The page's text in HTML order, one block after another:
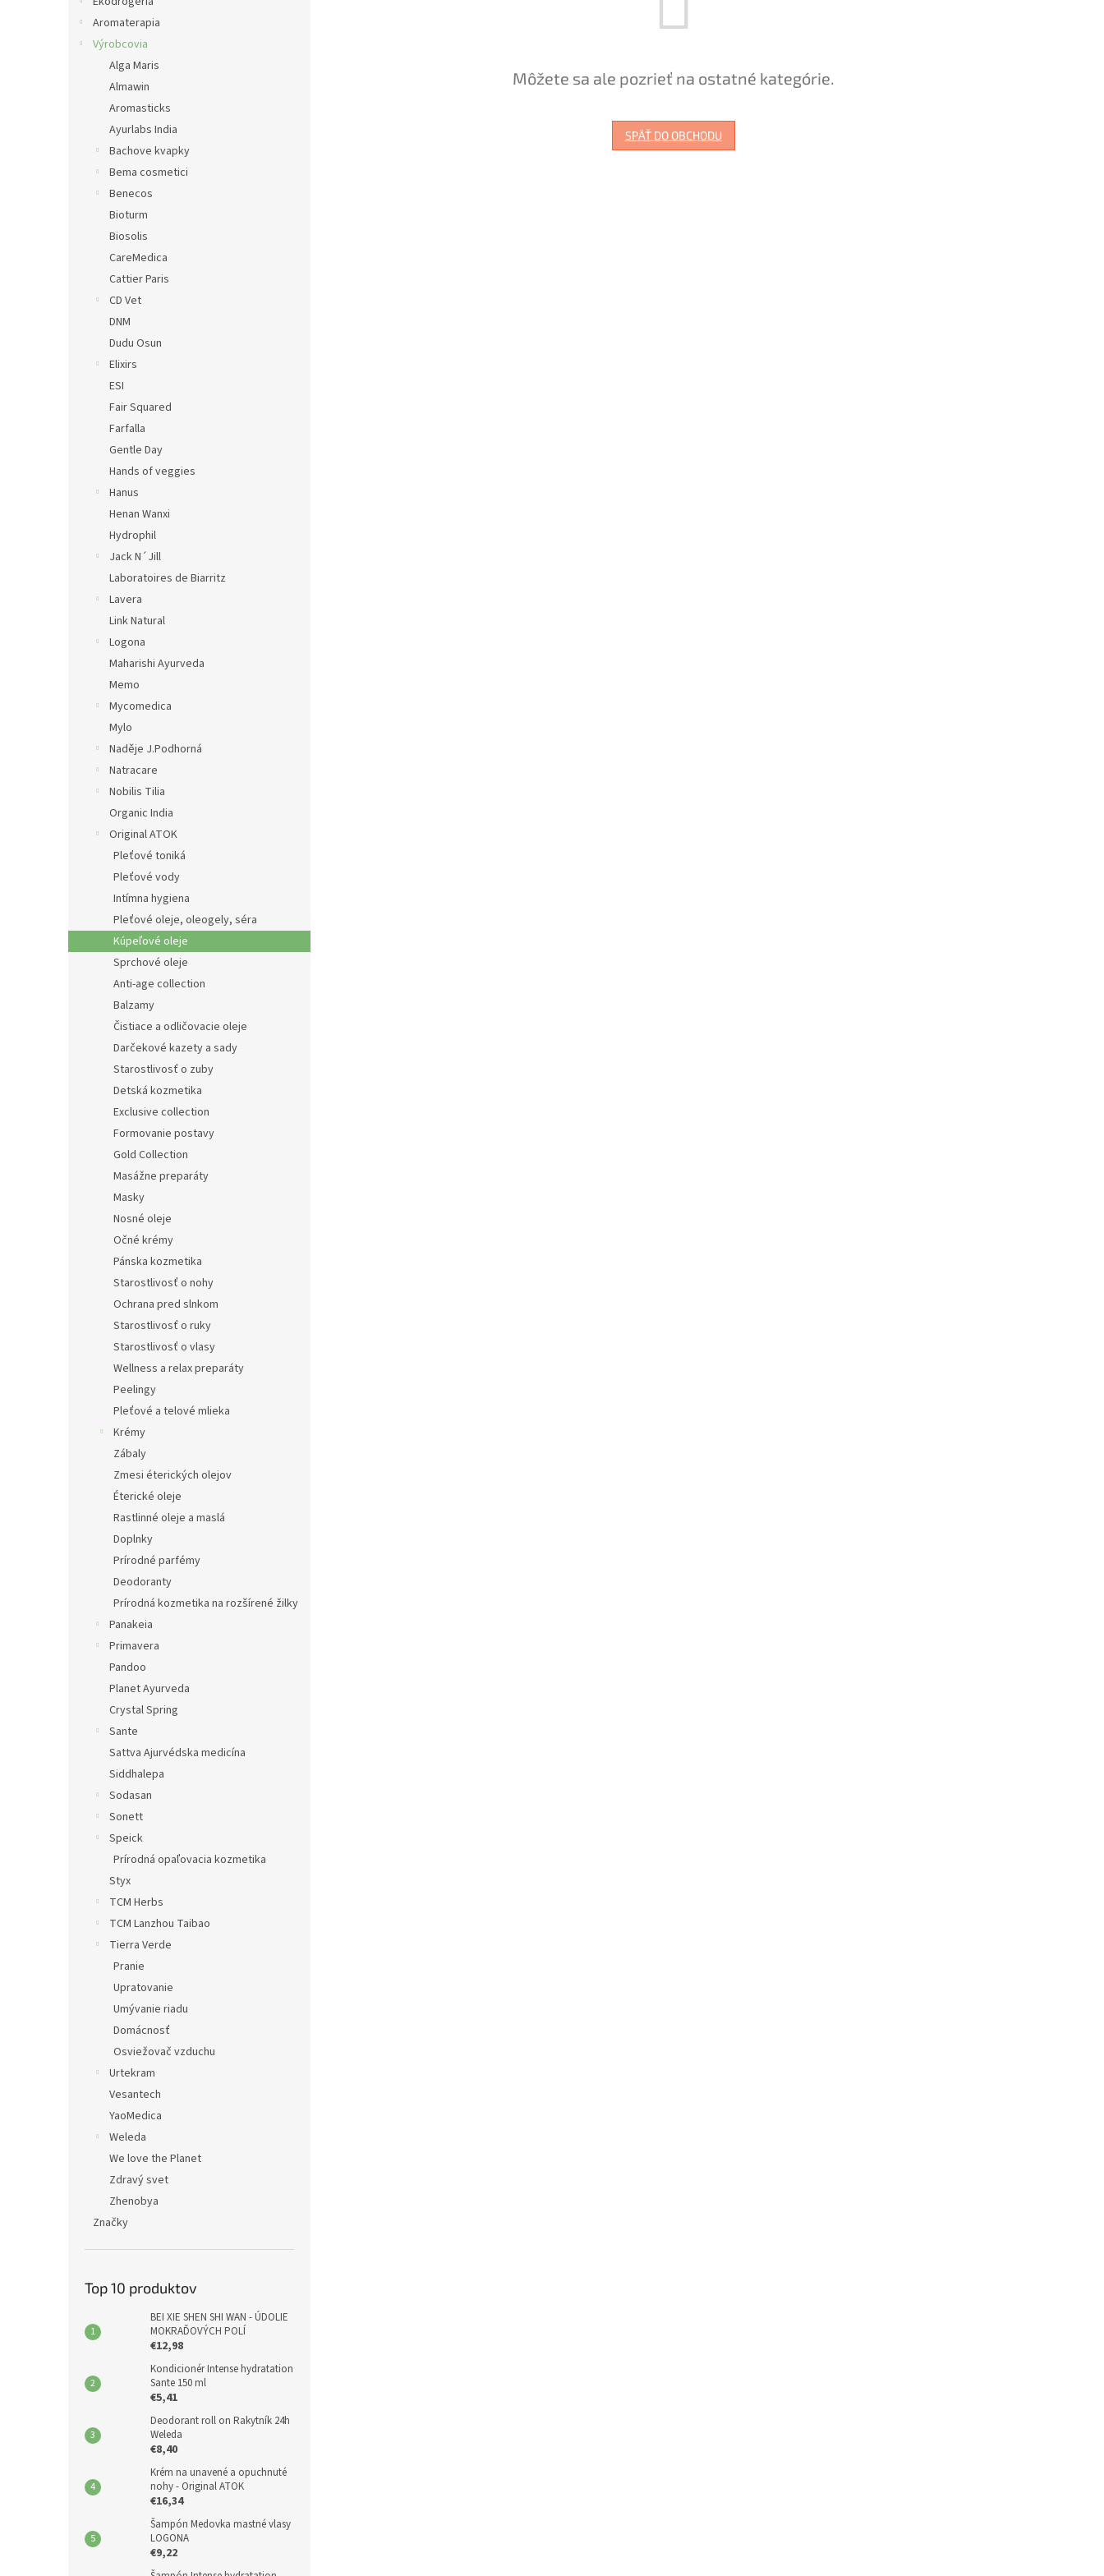
Aromaterapia
Výrobcovia
Alga Maris
Almawin
Aromasticks
Ayurlabs India
Bachove kvapky
Bema cosmetici
Benecos
Bioturm
Biosolis
CareMedica
Cattier Paris
CD Vet
DNM
Dudu Osun
Elixirs
ESI
Fair Squared
Farfalla
Gentle Day
Hands of veggies
Hanus
Henan Wanxi
Hydrophil
Jack N´Jill
Laboratoires de Biarritz
Lavera
Link Natural
Logona
Maharishi Ayurveda
Memo
Mycomedica
Mylo
Naděje J.Podhorná
Natracare
Nobilis Tilia
Organic India
Original ATOK
Pleťové toniká
Pleťové vody
Intímna hygiena
Pleťové oleje, oleogely, séra
Kúpeľové oleje
Sprchové oleje
Anti-age collection
Balzamy
Čistiace a odličovacie oleje
Darčekové kazety a sady
Starostlivosť o zuby
Detská kozmetika
Exclusive collection
Formovanie postavy
Gold Collection
Masážne preparáty
Masky
Nosné oleje
Očné krémy
Pánska kozmetika
Starostlivosť o nohy
Ochrana pred slnkom
Starostlivosť o ruky
Starostlivosť o vlasy
Wellness a relax preparáty
Peelingy
Pleťové a telové mlieka
Krémy
Zábaly
Zmesi éterických olejov
Éterické oleje
Rastlinné oleje a maslá
Doplnky
Prírodné parfémy
Deodoranty
Prírodná kozmetika na rozšírené žilky
Panakeia
Primavera
Pandoo
Planet Ayurveda
Crystal Spring
Sante
Sattva Ajurvédska medicína
Siddhalepa
Sodasan
Sonett
Speick
Prírodná opaľovacia kozmetika
Styx
TCM Herbs
TCM Lanzhou Taibao
Tierra Verde
Pranie
Upratovanie
Umývanie riadu
Domácnosť
Osviežovač vzduchu
Urtekram
Vesantech
YaoMedica
Weleda
We love the Planet
Zdravý svet
Zhenobya
Značky
Top 10 produktov
BEI XIE SHEN SHI WAN - ÚDOLIE
MOKRAĎOVÝCH POLÍ
€12,98
Kondicionér Intense hydratation
Sante 150 ml
€5,41
Deodorant roll on Rakytník 24h
Weleda
€8,40
Krém na unavené a opuchnuté
nohy - Original ATOK
€16,34
Šampón Medovka mastné vlasy
LOGONA
€9,22
Môžete sa ale pozrieť na ostatné kategórie.
SPÄŤ DO OBCHODU